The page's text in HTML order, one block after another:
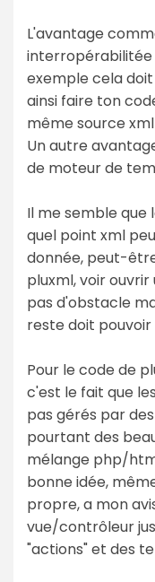
L'avantage
interropérabilitée
exemple cela
ainsi faire ton
même source
Un autre
de moteur de
Il me semble que
quel point xml
donnée, peut-
pluxml, voir ouvrir
pas d'obstacle
reste doit
Pour le code de
c'est le fait que
pas gérés par
pourtant des
mélange php/
bonne idée,
propre, a mon
vue/contrôleur
"actions" et des